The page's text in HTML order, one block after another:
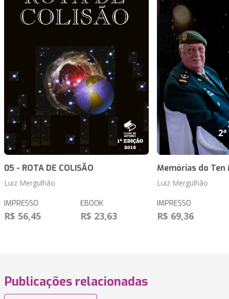
05 - ROTA DE COLISÃO
Luiz Mergulhão
IMPRESSO
R$ 56,45
EBOOK
R$ 23,63
Memórias do
Luiz Mergulhão
IMPRESSO
R$ 69,36
Publicações relacionadas